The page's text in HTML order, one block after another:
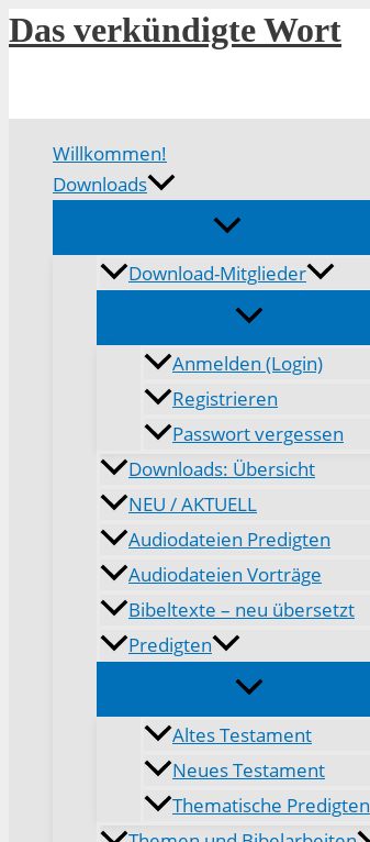
Zum
Inhalt
Das verkündigte Wort
Willkommen!
Downloads
Download-Mitglieder
Anmelden (Login)
Registrieren
Passwort vergessen
Downloads: Übersicht
NEU / AKTUELL
Audiodateien Predigten
Audiodateien Vorträge
Bibeltexte – neu übersetzt
Predigten
Altes Testament
Neues Testament
Thematische Predigten